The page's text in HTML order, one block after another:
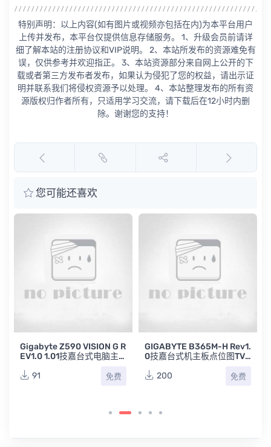
特别声明：以上内容(如有图片或视频亦包括在内)为本平台用户
上传并发布，本平台仅提供信息存储服务。 1、升级会员前请详
细了解本站的注册协议和VIP说明。 2、本站所发布的资源难免有
误，仅供参考并欢迎指正。 3、本站资源部分来自网上公开的下
载或者第三方发布者发布，如果认为侵犯了您的权益，请出示证
明并联系我们将侵权资源予以处理。 4、本站整理发布的所有资
源版权归作者所有，只适用学习交流，请下载后在12小时内删
除。谢谢您的支持！
您可能还喜欢
Gigabyte Z590 VISION G R
EV1.0 1.01技嘉台式电脑主
91
免费
GIGABYTE B365M-H Rev1.
0技嘉台式机主板点位图TV
200
免费